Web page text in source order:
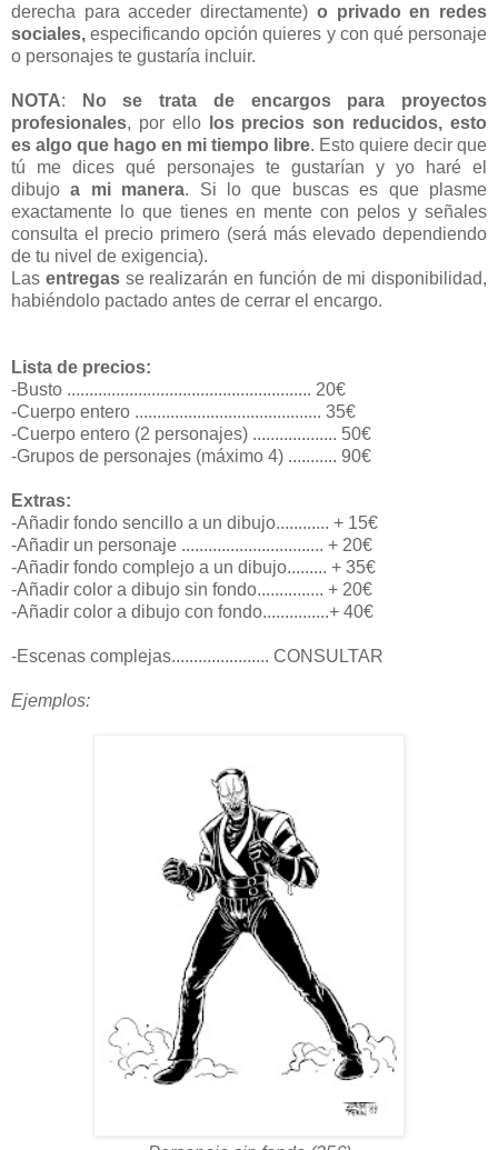
derecha para acceder directamente) o privado en redes
sociales, especificando opción quieres y con qué personaje
o personajes te gustaría incluir.
NOTA:
No se trata de encargos para proyectos
profesionales, por ello
los precios son reducidos, esto
es algo que hago en mi tiempo libre. Esto quiere decir que
tú me dices qué personajes te gustarían y yo haré el
dibujoa mi manera. Si lo que buscas es que plasme
exactamente lo que tienes en mente con pelos y señales
consulta el precio primero (será más elevado dependiendo
de tu nivel de exigencia).
Las entregas se realizarán en función de mi disponibilidad,
habiéndolo pactado antes de cerrar el encargo.
Lista de precios:
-Busto ....................................................... 20€
-Cuerpo entero .......................................... 35€
-Cuerpo entero (2 personajes) ................... 50€
-Grupos de personajes (máximo 4) ........... 90€
Extras:
-Añadir fondo sencillo a un dibujo............ + 15€
-Añadir un personaje ................................ + 20€
-Añadir fondo complejo a un dibujo......... + 35€
-Añadir color a dibujo sin fondo............... + 20€
-Añadir color a dibujo con fondo...............+ 40€
-Escenas complejas...................... CONSULTAR
Ejemplos: